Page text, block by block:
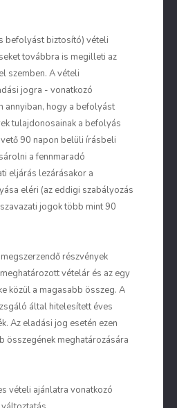
befolyást biztosító) vételi
továbbra is megilleti az
szemben. A vételi
jogra - vonatkozó
annyiban, hogy a befolyást
tulajdonosainak a befolyás
90 napon belüli írásbeli
a fennmaradó
eljárás lezárásakor a
eléri (az eddigi szabályozás
jogok több mint 90
részvények
vételár és az egy
közül a magasabb összeg. A
által hitelesített éves
Az eladási jog esetén ezen
összegének meghatározására
vételi ajánlatra vonatkozó